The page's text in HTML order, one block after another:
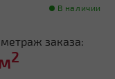
В наличии
заказа:
2